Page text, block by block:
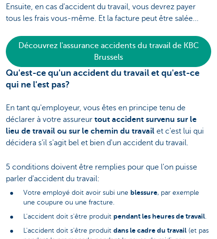
Ensuite, en cas d'accident du travail, vous devrez payer
tous les frais vous-même. Et la facture peut être salée...
Découvrez l'assurance accidents du travail de KBC
Brussels
Qu'est-ce qu'un accident du travail et qu'est-ce
qui ne l'est pas?
En tant qu'employeur, vous êtes en principe tenu de
déclarer à votre assureur tout accident survenu sur le
lieu de travail ou sur le chemin du travail et c'est lui qui
décidera s'il s'agit bel et bien d'un accident du travail.
5 conditions doivent être remplies pour que l'on puisse
parler d'accident du travail:
Votre employé doit avoir subi une blessure, par exemple
une coupure ou une fracture.
L'accident doit s'être produit pendant les heures de travail.
L'accident doit s'être produit dans le cadre du travail (et pas